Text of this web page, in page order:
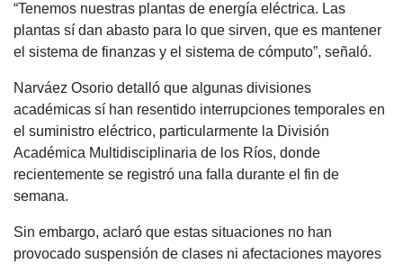
“Tenemos nuestras plantas de energía eléctrica. Las
plantas sí dan abasto para lo que sirven, que es mantener
el sistema de finanzas y el sistema de cómputo”, señaló.
Narváez Osorio detalló que algunas divisiones
académicas sí han resentido interrupciones temporales en
el suministro eléctrico, particularmente la División
Académica Multidisciplinaria de los Ríos, donde
recientemente se registró una falla durante el fin de
semana.
Sin embargo, aclaró que estas situaciones no han
provocado suspensión de clases ni afectaciones mayores